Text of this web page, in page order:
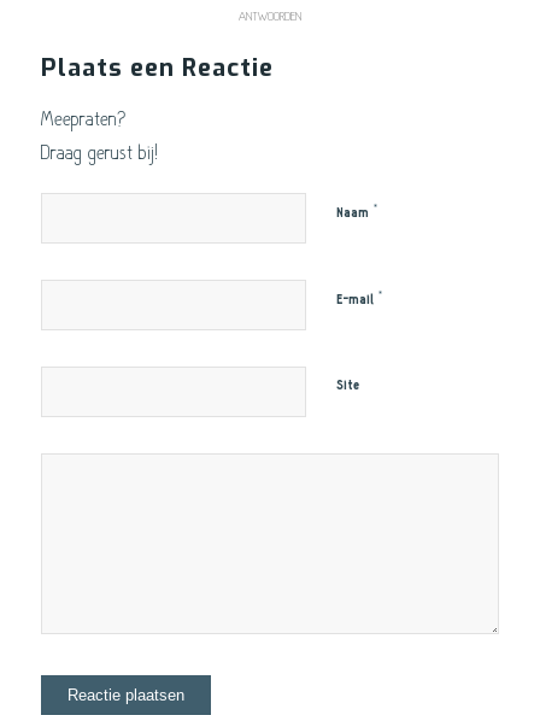
ANTWOORDEN
Plaats een Reactie
Meepraten?
Draag gerust bij!
Naam *
E-mail *
Site